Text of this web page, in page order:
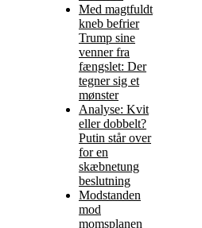
Med magtfuldt
kneb befrier
Trump sine
venner fra
fængslet: Der
tegner sig et
mønster
Analyse: Kvit
eller dobbelt?
Putin står over
for en
skæbnetung
beslutning
Modstanden
mod
momsplanen